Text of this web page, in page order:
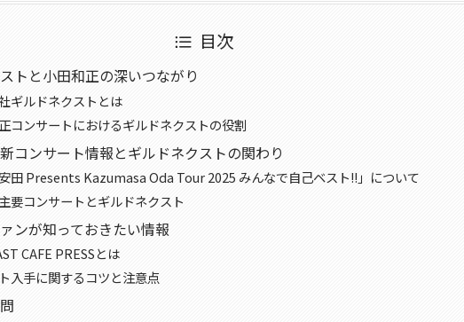
目次
トと小田和正の深いつながり
ギルドネクストとは
コンサートにおけるギルドネクストの役割
コンサート情報とギルドネクストの関わり
安田 Presents Kazumasa Oda Tour 2025 みんなで自己ベスト!!」について
要コンサートとギルドネクスト
ンが知っておきたい情報
CAFE PRESSとは
入手に関するコツと注意点